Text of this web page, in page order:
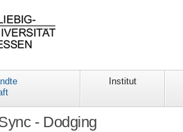
Institut
- Dodging